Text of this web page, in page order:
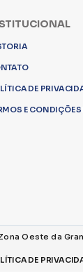
DE
E CONDIÇÕES
Oeste da
DE